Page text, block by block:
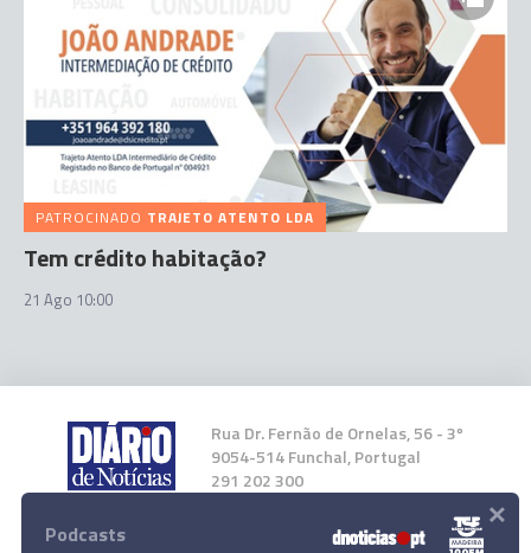
PATROCINADO TRAJETO ATENTO LDA
Tem crédito habitação?
21 Ago 10:00
Rua Dr. Fernão de Ornelas, 56 - 3º
9054-514 Funchal, Portugal
291 202 300
Instale a nossa App
Podcasts ×